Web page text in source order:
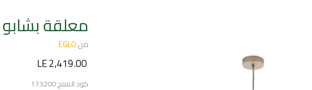
معلقة
منEGLO
السعر الحالي
LE 2,419.00
كود المنتج173200